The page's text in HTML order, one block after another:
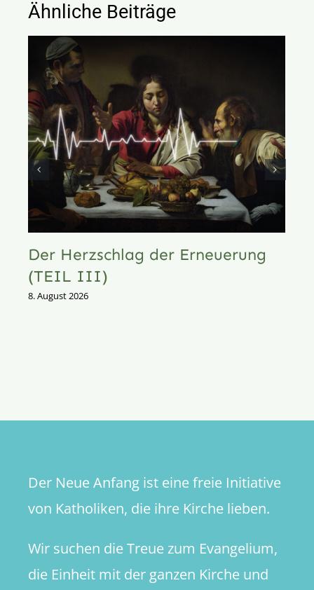
Ähnliche Beiträge
Der Herzschlag der Erneuerung
(TEIL III)
8. August 2026
Der Neue Anfang ist eine freie Initiative
von Katholiken, die ihre Kirche lieben.
Wir suchen die Treue zum Evangelium,
die Einheit mit der ganzen Kirche und